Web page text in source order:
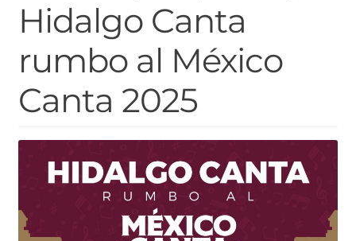
Hidalgo Canta
rumbo al México
Canta 2025